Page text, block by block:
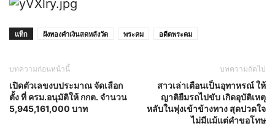
แท็ก ฝังทองคำเงินสดหลังวัด พระคม อดีตพระคม
บทความก่อนหน้านี้
เปิดตัวเลขงบประมาณ จัดเลือก
ตั้ง ที่ ครม.อนุมัติให้ กกต. จำนวน
5,945,161,000 บาท
บทความถัดไป
สาวเล่าเตือนเป็นอุทาหรณ์ ให้
ญาติยืมรถไปขับ เกิดอุบัติเหตุ
หลับในพุ่งเข้าข้างทาง สุดปวดใจ
ไม่มีแม้แต่คำขอโทษ